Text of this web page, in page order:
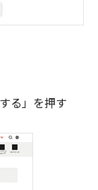
る」を押す